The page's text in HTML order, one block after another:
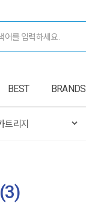
BEST BRANDS
(3)